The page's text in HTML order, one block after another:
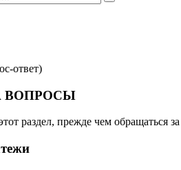
ответ)
ВОПРОСЫ
раздел, прежде чем обращаться